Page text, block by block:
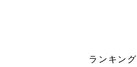
ランキング